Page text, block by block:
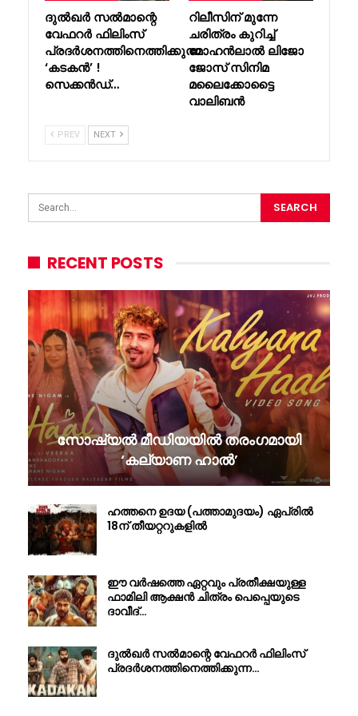
ദുൽഖർ സൽമാന്റെ
വേഫറർ ഫിലിംസ്
പ്രദർശനത്തിനെത്തിക്കുന്ന
‘കടകൻ’ !
സെക്കൻഡ്…
റിലീസിന് മുന്നേ
ചരിത്രം കുറിച്ച്
മോഹൻലാൽ ലിജോ
ജോസ് സിനിമ
മലൈക്കോട്ടൈ
വാലിബൻ
PREV NEXT
RECENT POSTS
സോഷ്യൽ മീഡിയയിൽ തരംഗമായി
‘കല്യാണ ഹാൽ’
ഹത്തനെ ഉദയ (പത്താമുദയം) ഏപ്രിൽ
18ന് തീയറ്ററുകളിൽ
ഈ വർഷത്തെ ഏറ്റവും പ്രതീക്ഷയുള്ള
ഫാമിലി ആക്ഷൻ ചിത്രം പെപ്പെയുടെ
ദാവീദ്…
ദുൽഖർ സൽമാന്റെ വേഫറർ ഫിലിംസ്
പ്രദർശനത്തിനെത്തിക്കുന്ന…